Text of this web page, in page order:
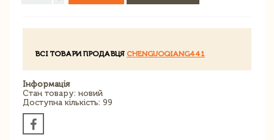
ВСІ ТОВАРИ ПРОДАВЦЯ CHENGUOQIANG441
Інформація
Стан товару: новий
Доступна кількість: 99